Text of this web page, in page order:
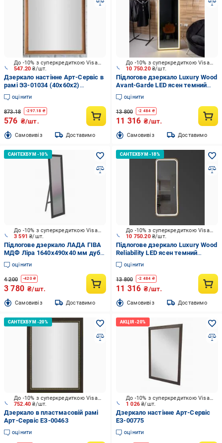
547.20₴/шт.
До -10% з суперкредиткою Visa Вигода
Дзеркало настінне Арт-Сервіс в
рамі ЭЗ-01034 (40х60х2)
пластик 3500-вільха
оцінити
873.18 -297.18 ₴
576 ₴/шт.
Cамовивіз Доставимо
10 750.20 ₴/шт.
До -10% з суперкредиткою Visa Вигода
Підлогове дзеркало Luxury Wood
Avant-Garde LED ясен темний
700x1700 мм
оцінити
13 800 -2 484 ₴
11 316 ₴/шт.
Cамовивіз Доставимо
3 591₴/шт.
До -10% з суперкредиткою Visa Вигода
Підлогове дзеркало ЛАДА ГІВА
МДФ Ліра 1640х490х40 мм дуб
венге
оцінити
4 200 -420₴
3 780 ₴/шт.
Cамовивіз Доставимо
10 750.20 ₴/шт.
До -10% з суперкредиткою Visa Вигода
Підлогове дзеркало Luxury Wood
Reliability LED ясен темний
700x1700 мм
оцінити
13 800 -2 484 ₴
11 316 ₴/шт.
Cамовивіз Доставимо
752.40₴/шт.
До -10% з суперкредиткою Visa Вигода
Дзеркало в пластмасовій рамі
Арт-Сервіс ЕЗ-00463
оцінити
1 026₴/шт.
До -10% з суперкредиткою Visa Вигода
Дзеркало настінне Арт-Сервіс
ЕЗ-00775
оцінити